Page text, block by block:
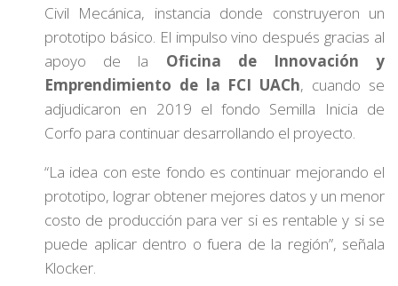
Civil Mecánica, instancia donde construyeron un
prototipo básico. El impulso vino después gracias al
apoyo de la Oficina de Innovación y
Emprendimiento de la FCI UACh, cuando se
adjudicaron en 2019 el fondo Semilla Inicia de
Corfo para continuar desarrollando el proyecto.
“La idea con este fondo es continuar mejorando el
prototipo, lograr obtener mejores datos y un menor
costo de producción para ver si es rentable y si se
puede aplicar dentro o fuera de la región”, señala
Klocker.